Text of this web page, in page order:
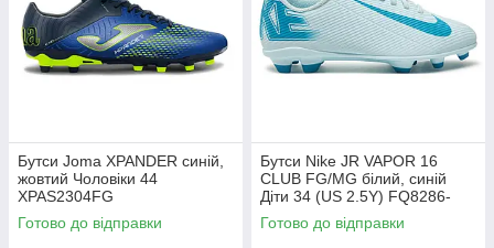
Бутси Joma XPANDER синій,
жовтий Чоловіки 44
XPAS2304FG
Готово до відправки
Бутси Nike JR VAPOR 16
CLUB FG/MG білий, синій
Діти 34 (US 2.5Y) FQ8286-
400
Готово до відправки